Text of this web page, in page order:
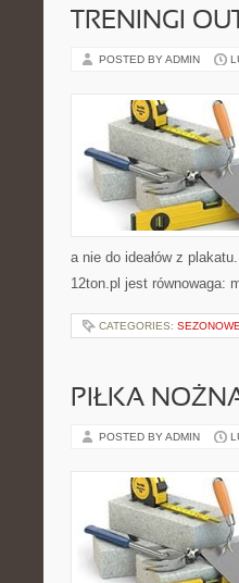
TRENINGI
POSTED BY ADMIN
a nie do ideałów z
12ton.pl jest równowaga:
CATEGORIES:
PIŁKA
POSTED BY ADMIN